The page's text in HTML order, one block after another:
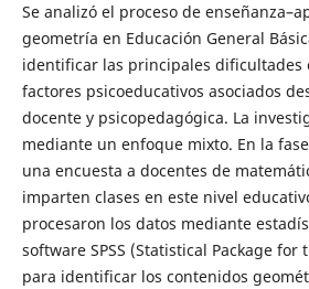
Se analizó el proceso de
geometría en Educación General
identificar las principales dificultades
factores psicoeducativos asociados
docente y psicopedagógica. La
mediante un enfoque mixto. En la
una encuesta a docentes de
imparten clases en este nivel
procesaron los datos mediante
software SPSS (Statistical Package for
para identificar los contenidos